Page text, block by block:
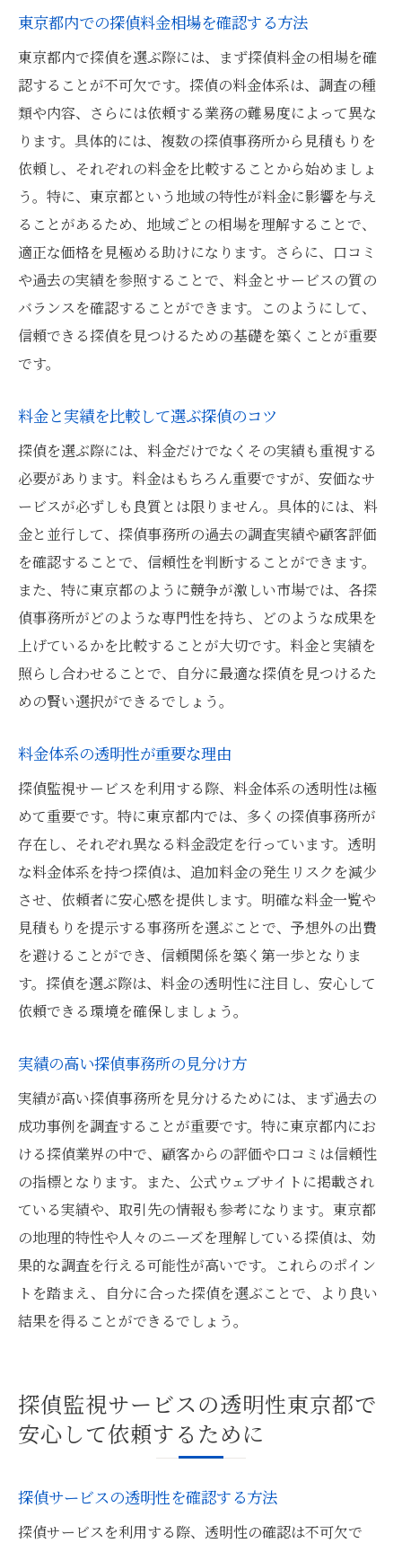
東京都内での探偵料金相場を確認する方法
東京都内で探偵を選ぶ際には、まず探偵料金の相場を確
認することが不可欠です。探偵の料金体系は、調査の種
類や内容、さらには依頼する業務の難易度によって異な
ります。具体的には、複数の探偵事務所から見積もりを
依頼し、それぞれの料金を比較することから始めましょ
う。特に、東京都という地域の特性が料金に影響を与え
ることがあるため、地域ごとの相場を理解することで、
適正な価格を見極める助けになります。さらに、口コミ
や過去の実績を参照することで、料金とサービスの質の
バランスを確認することができます。このようにして、
信頼できる探偵を見つけるための基礎を築くことが重要
です。
料金と実績を比較して選ぶ探偵のコツ
探偵を選ぶ際には、料金だけでなくその実績も重視する
必要があります。料金はもちろん重要ですが、安価なサ
ービスが必ずしも良質とは限りません。具体的には、料
金と並行して、探偵事務所の過去の調査実績や顧客評価
を確認することで、信頼性を判断することができます。
また、特に東京都のように競争が激しい市場では、各探
偵事務所がどのような専門性を持ち、どのような成果を
上げているかを比較することが大切です。料金と実績を
照らし合わせることで、自分に最適な探偵を見つけるた
めの賢い選択ができるでしょう。
料金体系の透明性が重要な理由
探偵監視サービスを利用する際、料金体系の透明性は極
めて重要です。特に東京都内では、多くの探偵事務所が
存在し、それぞれ異なる料金設定を行っています。透明
な料金体系を持つ探偵は、追加料金の発生リスクを減少
させ、依頼者に安心感を提供します。明確な料金一覧や
見積もりを提示する事務所を選ぶことで、予想外の出費
を避けることができ、信頼関係を築く第一歩となりま
す。探偵を選ぶ際は、料金の透明性に注目し、安心して
依頼できる環境を確保しましょう。
実績の高い探偵事務所の見分け方
実績が高い探偵事務所を見分けるためには、まず過去の
成功事例を調査することが重要です。特に東京都内にお
ける探偵業界の中で、顧客からの評価や口コミは信頼性
の指標となります。また、公式ウェブサイトに掲載され
ている実績や、取引先の情報も参考になります。東京都
の地理的特性や人々のニーズを理解している探偵は、効
果的な調査を行える可能性が高いです。これらのポイン
トを踏まえ、自分に合った探偵を選ぶことで、より良い
結果を得ることができるでしょう。
探偵監視サービスの透明性東京都で
安心して依頼するために
探偵サービスの透明性を確認する方法
探偵サービスを利用する際、透明性の確認は不可欠で